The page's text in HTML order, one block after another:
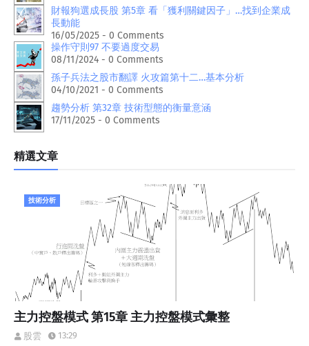
財報狗選成長股 第5章 看「獲利關鍵因子」…找到企業成
長動能
16/05/2025 - 0 Comments
操作守則97 不要過度交易
08/11/2024 - 0 Comments
孫子兵法之股市翻譯 火攻篇第十二…基本分析
04/10/2021 - 0 Comments
趨勢分析 第32章 技術型態的衡量意涵
17/11/2025 - 0 Comments
精選文章
技術分析
主力控盤模式 第15章 主力控盤模式彙整
股雲 13:29